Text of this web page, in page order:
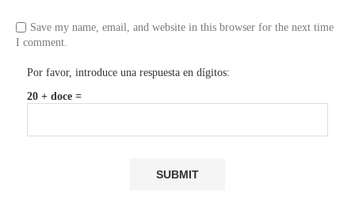
Save my name, email, and website in this browser for the next time
I comment.
Por favor, introduce una respuesta en dígitos:
20 + doce =